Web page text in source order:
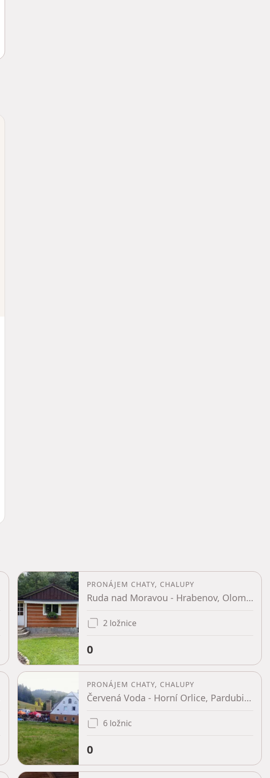
PRONÁJEM CHATY, CHALUPY
Ruda nad Moravou - Hrabenov, Olomoucký kraj
2 ložnice
0
PRONÁJEM CHATY, CHALUPY
Červená Voda - Horní Orlice, Pardubický kraj
6 ložnic
0